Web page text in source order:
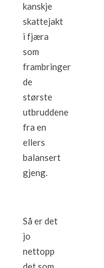
kanskje
skattejakt
i fjæra
som
frambringer
de
største
utbruddene
fra en
ellers
balansert
gjeng.
Så er det
jo
nettopp